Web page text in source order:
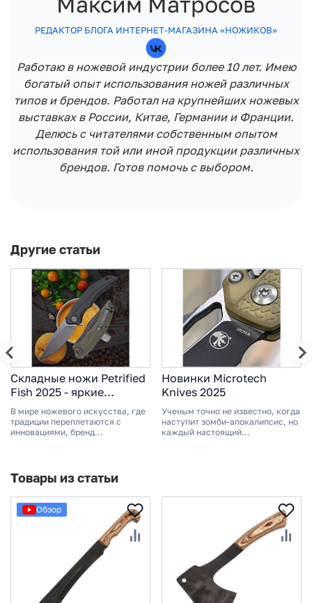
РЕДАКТОР БЛОГА ИНТЕРНЕТ-МАГАЗИНА «НОЖИКОВ»
Работаю в ножевой индустрии более 10 лет. Имею
богатый опыт использования ножей различных
типов и брендов. Работал на крупнейших ножевых
выставках в России, Китае, Германии и Франции.
Делюсь с читателями собственным опытом
использования той или иной продукции различных
брендов. Готов помочь с выбором.
Другие статьи
Складные ножи Petrified
Fish 2025 - яркие
решения от молодого
бренда.
В мире ножевого искусства, где
традиции переплетаются с
инновациями, бренд...
Новинки Microtech
Knives 2025
Ученым точно не известно, когда
наступит зомби-апокалипсис, но
каждый настоящий...
Товары из статьи
Обзор